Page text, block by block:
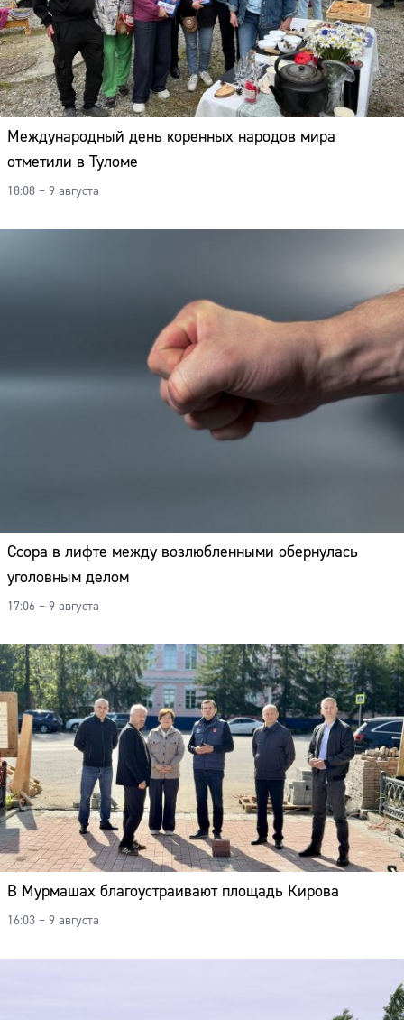
Международный день коренных народов мира
отметили в Туломе
18:08 – 9 августа
Ссора в лифте между возлюбленными обернулась
уголовным делом
17:06 – 9 августа
В Мурмашах благоустраивают площадь Кирова
16:03 – 9 августа